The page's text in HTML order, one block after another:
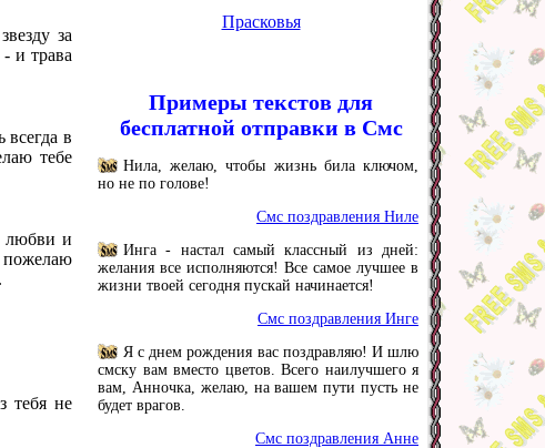
за
и трава
в
тебе
любви и
пожелаю
тебя не
Прасковья
Примеры текстов для
бесплатной отправки в Смс
Нила, желаю, чтобы жизнь била ключом,
но не по голове!
Смс поздравления Ниле
Инга - настал самый классный из дней:
желания все исполняются! Все самое лучшее в
жизни твоей сегодня пускай начинается!
Смс поздравления Инге
Я с днем рождения вас поздравляю! И шлю
смску вам вместо цветов. Всего наилучшего я
вам, Анночка, желаю, на вашем пути пусть не
будет врагов.
Смс поздравления Анне